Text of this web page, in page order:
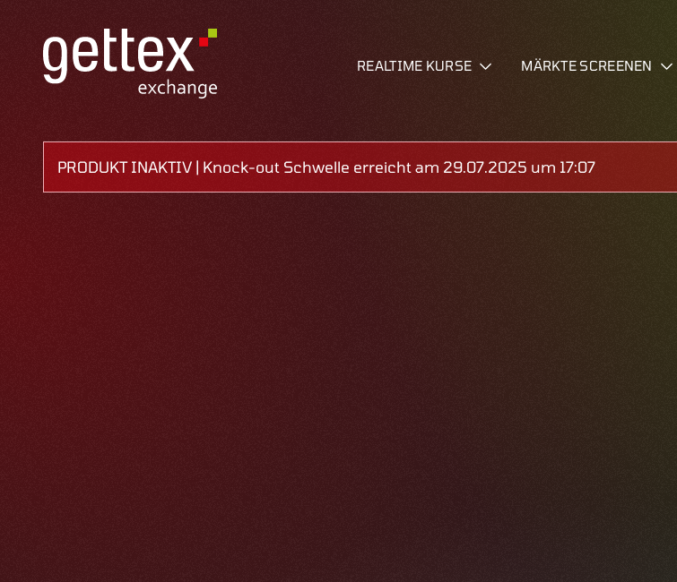
REALTIME KURSE MÄRKTE SCREENEN
PRODUKT INAKTIV | Knock-out Schwelle erreicht am 29.07.2025 um 17:07